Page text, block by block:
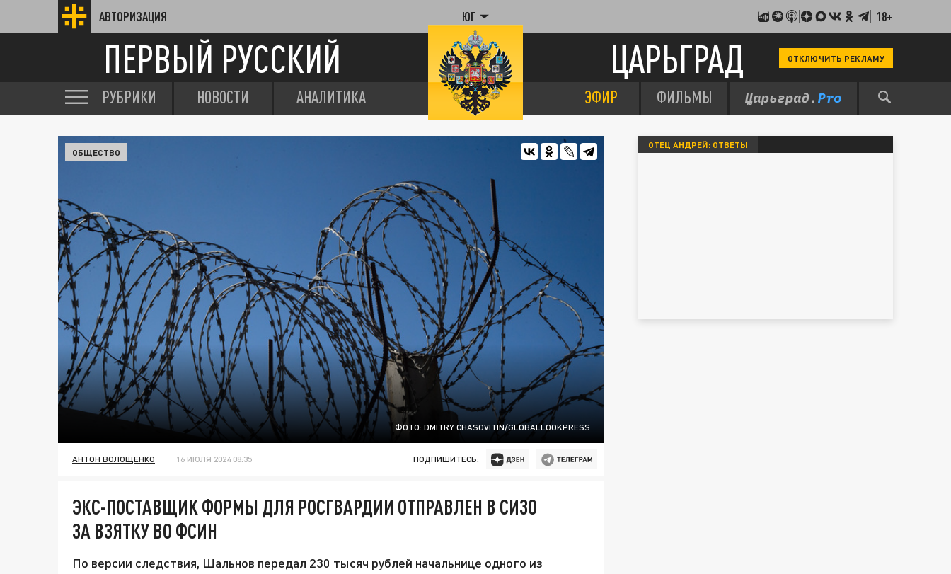
АВТОРИЗАЦИЯ ЮГ 18+
ПЕРВЫЙ РУССКИЙ ЦАРЬГРАД ОТКЛЮЧИТЬ РЕКЛАМУ
РУБРИКИ НОВОСТИ АНАЛИТИКА ЭФИР ФИЛЬМЫ
ФОТО: DMITRY CHASOVITIN/GLOBALLOOKPRESS
ОБЩЕСТВО
АНТОН ВОЛОЩЕНКО 16 ИЮЛЯ 2024 08:35 ПОДПИШИТЕСЬ:
ЭКС-ПОСТАВЩИК ФОРМЫ ДЛЯ РОСГВАРДИИ ОТПРАВЛЕН В СИЗО
ЗА ВЗЯТКУ ВО ФСИН
По версии следствия, Шальнов передал 230 тысяч рублей начальнице одного из
ОТЕЦ АНДРЕЙ: ОТВЕТЫ